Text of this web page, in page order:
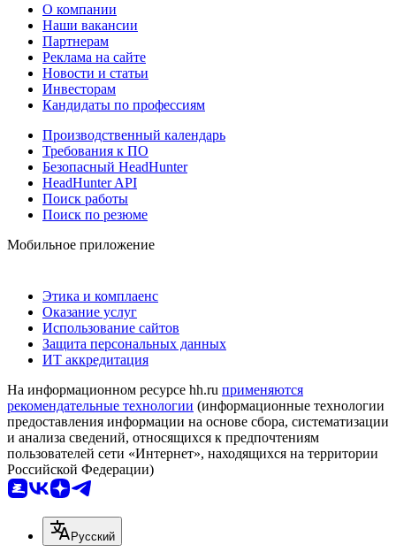
О компании
Наши вакансии
Партнерам
Реклама на сайте
Новости и статьи
Инвесторам
Кандидаты по профессиям
Производственный календарь
Требования к ПО
Безопасный HeadHunter
HeadHunter API
Поиск работы
Поиск по резюме
Мобильное приложение
Этика и комплаенс
Оказание услуг
Использование сайтов
Защита персональных данных
ИТ аккредитация
На информационном ресурсе hh.ru применяются
рекомендательные технологии (информационные технологии
предоставления информации на основе сбора, систематизации
и анализа сведений, относящихся к предпочтениям
пользователей сети «Интернет», находящихся на территории
Российской Федерации)
Русский